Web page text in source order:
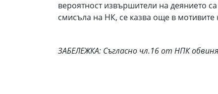
вероятност извършители на деянието
смисъла на НК, се казва още в
ЗАБЕЛЕЖКА: Съгласно чл.16 от НПК